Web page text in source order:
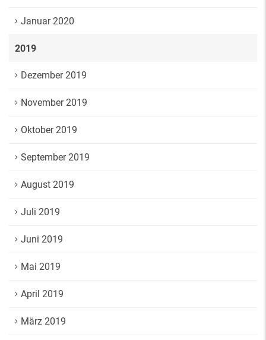
Januar 2020
2019
Dezember 2019
November 2019
Oktober 2019
September 2019
August 2019
Juli 2019
Juni 2019
Mai 2019
April 2019
März 2019